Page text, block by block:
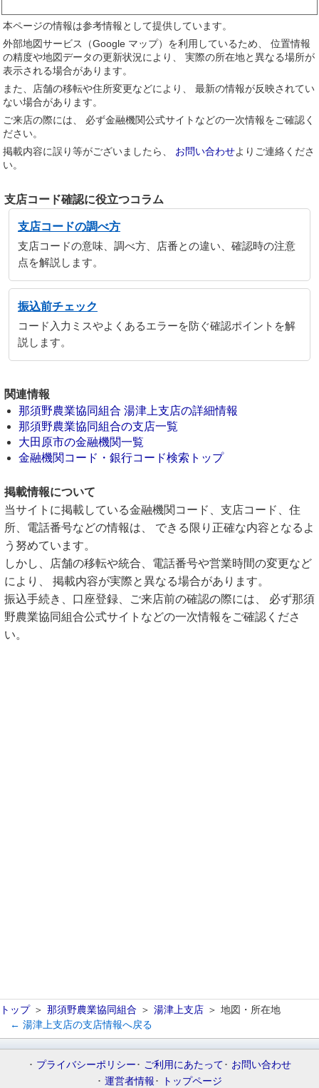
本ページの情報は参考情報として提供しています。
外部地図サービス（Google マップ）を利用しているため、 位置情報
の精度や地図データの更新状況により、 実際の所在地と異なる場所が
表示される場合があります。
また、店舗の移転や住所変更などにより、 最新の情報が反映されてい
ない場合があります。
ご来店の際には、 必ず金融機関公式サイトなどの一次情報をご確認く
ださい。
掲載内容に誤り等がございましたら、 お問い合わせよりご連絡くださ
い。
支店コード確認に役立つコラム
支店コードの調べ方
支店コードの意味、調べ方、店番との違い、確認時の注意
点を解説します。
振込前チェック
コード入力ミスやよくあるエラーを防ぐ確認ポイントを解
説します。
関連情報
那須野農業協同組合 湯津上支店の詳細情報
那須野農業協同組合の支店一覧
大田原市の金融機関一覧
金融機関コード・銀行コード検索トップ
掲載情報について
当サイトに掲載している金融機関コード、支店コード、住
所、電話番号などの情報は、 できる限り正確な内容となるよ
う努めています。
しかし、店舗の移転や統合、電話番号や営業時間の変更など
により、 掲載内容が実際と異なる場合があります。
振込手続き、口座登録、ご来店前の確認の際には、 必ず那須
野農業協同組合公式サイトなどの一次情報をご確認くださ
い。
トップ 那須野農業協同組合 湯津上支店
地図・所在地
← 湯津上支店の支店情報へ戻る
プライバシーポリシー ご利用にあたって
お問い合わせ
運営者情報
トップページ